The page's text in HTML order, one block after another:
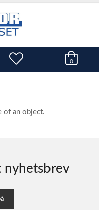
0
of an object.
nyhetsbrev